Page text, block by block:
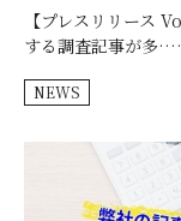
【プレスリリース
する調査記事が多
NEWS